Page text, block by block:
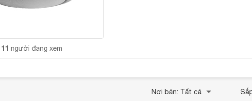
11 người đang xem
Nơi bán: Tất cả